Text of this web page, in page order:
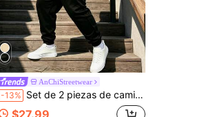
AnChiStreetwear
-13% Set de 2 piezas de camiseta de manga corta y pantalones con gráfico minimalista de caballero para hombres de talla grande, adecuado para uso casual, al aire libre y diario